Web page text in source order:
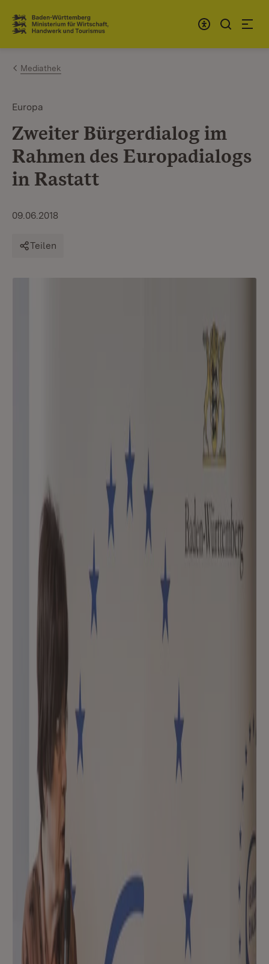
Zum Inhalt springen
Link zur Startseite
Mediathek
Europa
Zweiter Bürgerdialog im
Rahmen des Europadialogs
in Rastatt
09.06.2018
Teilen